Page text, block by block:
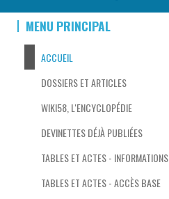
MENU PRINCIPAL
ACCUEIL
DOSSIERS ET ARTICLES
WIKI58, L'ENCYCLOPÉDIE
DEVINETTES DÉJÀ PUBLIÉES
TABLES ET ACTES - INFORMATIONS
TABLES ET ACTES - ACCÈS BASE